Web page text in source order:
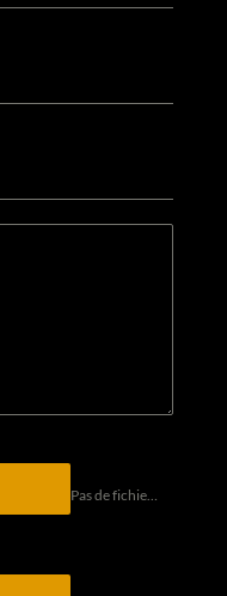
Pas de fichier choisi